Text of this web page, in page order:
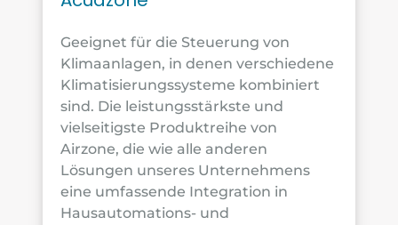
Geeignet für die Steuerung von
Klimaanlagen, in denen verschiedene
Klimatisierungssysteme kombiniert
sind. Die leistungsstärkste und
vielseitigste Produktreihe von
Airzone, die wie alle anderen
Lösungen unseres Unternehmens
eine umfassende Integration in
Hausautomations- und